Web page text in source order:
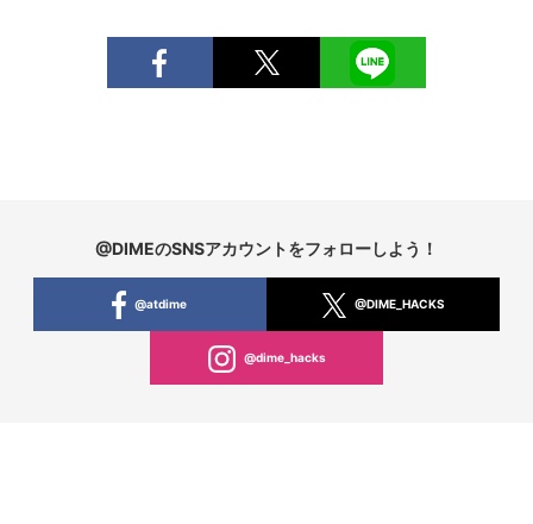
@DIMEのSNSアカウントをフォローしよう！
@atdime @DIME_HACKS
@dime_hacks